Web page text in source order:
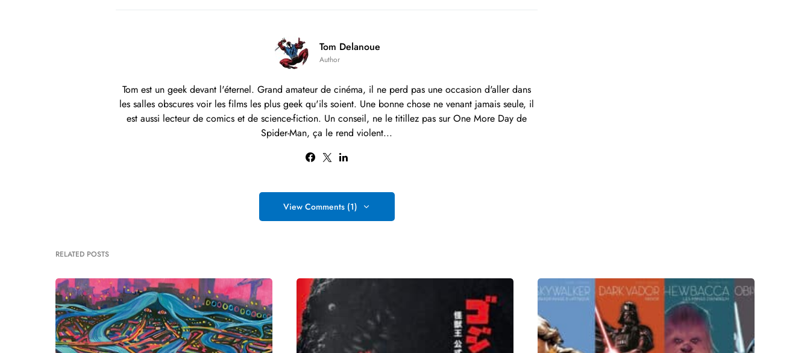
Tom Delanoue
Author
Tom est un geek devant l'éternel. Grand amateur de cinéma, il ne perd pas une occasion d'aller dans
les salles obscures voir les films les plus geek qu'ils soient. Une bonne chose ne venant jamais seule, il
est aussi lecteur de comics et de science-fiction. Un conseil, ne le titillez pas sur One More Day de
Spider-Man, ça le rend violent...
View Comments (1)
RELATED POSTS